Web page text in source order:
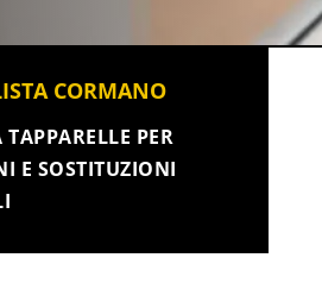
CORMANO
TAPPARELLE PER
E SOSTITUZIONI